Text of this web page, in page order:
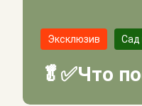
Эксклюзив Сад
🥬✅Что